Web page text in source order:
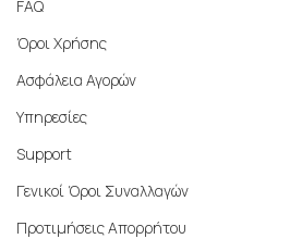
FAQ
Όροι Χρήσης
Ασφάλεια Αγορών
Υπηρεσίες
Support
Γενικοί Όροι Συναλλαγών
Προτιμήσεις Απορρήτου